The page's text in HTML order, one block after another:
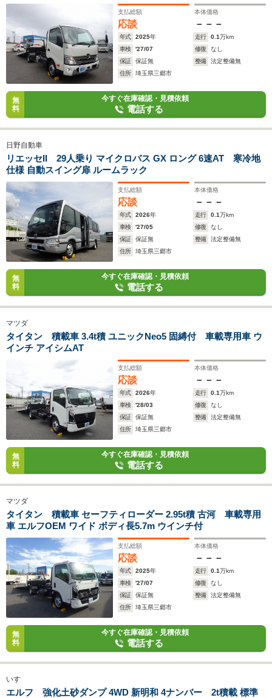
支払総額
応談
本体価格
－－－
年式 2025年 走行 0.1万km
車検
'27/07 修復
なし
保証
保証無 整備
法定整備無
住所
埼玉県三郷市
無
料
今すぐ在庫確認・見積依頼
電話する
日野自動車
リエッセII 29人乗り マイクロバス GX ロング 6速AT 寒冷地
仕様 自動スイング扉 ルームラック
支払総額
応談
本体価格
－－－
年式 2026年 走行 0.1万km
車検
'27/05 修復
なし
保証
保証無 整備
法定整備無
住所
埼玉県三郷市
無
料
今すぐ在庫確認・見積依頼
電話する
マツダ
タイタン 積載車 3.4t積 ユニックNeo5 固縛付 車載専用車 ウ
インチ アイシムAT
支払総額
応談
本体価格
－－－
年式 2026年 走行 0.1万km
車検
'28/03 修復
なし
保証
保証無 整備
法定整備無
住所
埼玉県三郷市
無
料
今すぐ在庫確認・見積依頼
電話する
マツダ
タイタン 積載車 セーフティローダー 2.95t積 古河 車載専用
車 エルフOEM ワイド ボディ長5.7m ウインチ付
支払総額
応談
本体価格
－－－
年式 2025年 走行 0.1万km
車検
'27/07 修復
なし
保証
保証無 整備
法定整備無
住所
埼玉県三郷市
無
料
今すぐ在庫確認・見積依頼
電話する
いすゞ
エルフ 強化土砂ダンプ 4WD 新明和 4ナンバー 2t積載 標準